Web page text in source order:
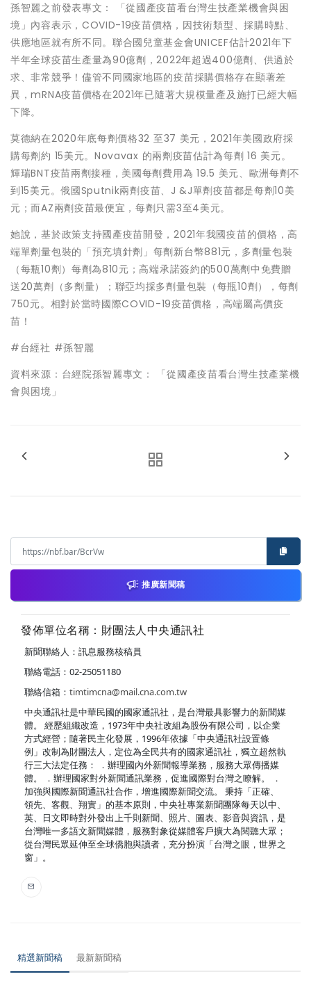
孫智麗之前發表專文： 「從國產疫苗看台灣生技產業機會與困
境」內容表示，COVID-19疫苗價格，因技術類型、採購時點、
供應地區就有所不同。聯合國兒童基金會UNICEF估計2021年下
半年全球疫苗生產量為90億劑，2022年超過400億劑、供過於
求、非常競爭！儘管不同國家地區的疫苗採購價格存在顯著差
異，mRNA疫苗價格在2021年已隨著大規模量產及施打已經大幅
下降。
莫德納在2020年底每劑價格32 至37 美元，2021年美國政府採
購每劑約 15美元。Novavax 的兩劑疫苗估計為每劑 16 美元。
輝瑞BNT疫苗兩劑接種，美國每劑費用為 19.5 美元、歐洲每劑不
到15美元。俄國Sputnik兩劑疫苗、J &J單劑疫苗都是每劑10美
元；而AZ兩劑疫苗最便宜，每劑只需3至4美元。
她說，基於政策支持國產疫苗開發，2021年我國疫苗的價格，高
端單劑量包裝的「預充填針劑」每劑新台幣881元，多劑量包裝
（每瓶10劑）每劑為810元；高端承諾簽約的500萬劑中免費贈
送20萬劑（多劑量）；聯亞均採多劑量包裝（每瓶10劑），每劑
750元。相對於當時國際COVID-19疫苗價格，高端屬高價疫
苗！
#台經社 #孫智麗
資料來源：台經院孫智麗專文： 「從國產疫苗看台灣生技產業機
會與困境」
推廣新聞稿
發佈單位名稱：財團法人中央通訊社
新聞聯絡人：訊息服務核稿員
聯絡電話：02-25051180
聯絡信箱： timtimcna@mail.cna.com.tw
中央通訊社是中華民國的國家通訊社，是台灣最具影響力的新聞媒
體。 經歷組織改造，1973年中央社改組為股份有限公司，以企業
方式經營；隨著民主化發展，1996年依據「中央通訊社設置條
例」改制為財團法人，定位為全民共有的國家通訊社，獨立超然執
行三大法定任務： ．辦理國內外新聞報導業務，服務大眾傳播媒
體。 ．辦理國家對外新聞通訊業務，促進國際對台灣之瞭解。 ．
加強與國際新聞通訊社合作，增進國際新聞交流。 秉持「正確、
領先、客觀、翔實」的基本原則，中央社專業新聞團隊每天以中、
英、日文即時對外發出上千則新聞、照片、圖表、影音與資訊，是
台灣唯一多語文新聞媒體，服務對象從媒體客戶擴大為閱聽大眾；
從台灣民眾延伸至全球僑胞與讀者，充分扮演「台灣之眼，世界之
窗」。
精選新聞稿 最新新聞稿